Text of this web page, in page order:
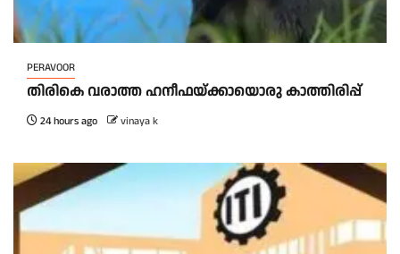
PERAVOOR
തിരികെ വരാത്ത ഹനീഫയ്ക്കായൊരു കാത്തിരിപ്പ്
24 hours ago vinaya k